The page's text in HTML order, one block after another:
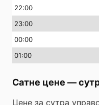
22:00
23:00
00:00
01:00
Сатне цене —
Цене за сутра